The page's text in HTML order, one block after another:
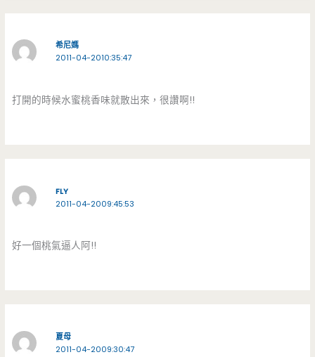
希尼媽
2011-04-2010:35:47
打開的時候水蜜桃香味就散出來，很讚啊!!
FLY
2011-04-2009:45:53
好一個桃氣逼人阿!!
夏母
2011-04-2009:30:47